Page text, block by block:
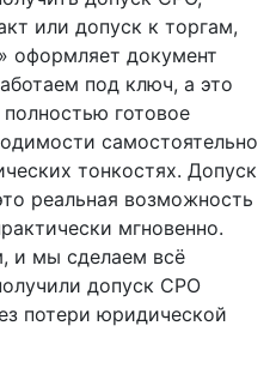
или допуск к торгам,
оформляет документ
под ключ, а это
готовое
самостоятельно
тонкостях. Допуск
реальная возможность
мгновенно.
и мы сделаем всё
допуск СРО
потери юридической